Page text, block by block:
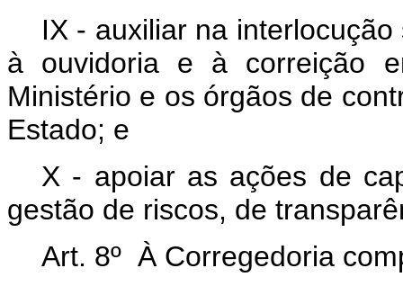
IX - auxiliar na
à ouvidoria e à correição
Ministério e os órgãos de
Estado; e
X - apoiar as ações de
gestão de riscos, de
Art. 8º À Corregedoria